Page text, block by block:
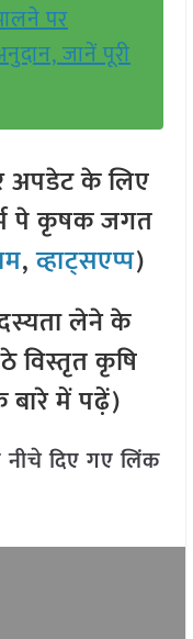
पर
जानें पूरी
अपडेट के लिए
पे कृषक जगत
,व्हाट्सएप्प)
लेने के
विस्तृत कृषि
बारे में पढ़ें)
दिए गए लिंक